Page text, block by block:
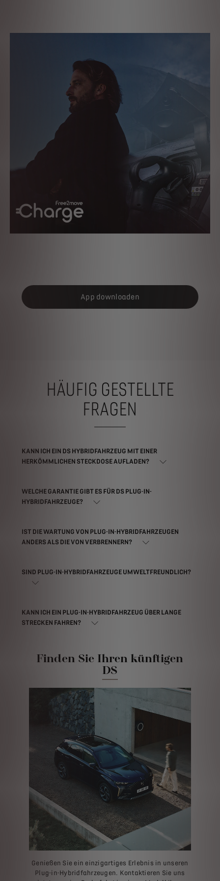
App downloaden
HÄUFIG GESTELLTE
FRAGEN
KANN ICH EIN DS HYBRIDFAHRZEUG MIT EINER
HERKÖMMLICHEN STECKDOSE AUFLADEN?
WELCHE GARANTIE GIBT ES FÜR DS PLUG-IN-
HYBRIDFAHRZEUGE?
IST DIE WARTUNG VON PLUG-IN-HYBRIDFAHRZEUGEN
ANDERS ALS DIE VON VERBRENNERN?
SIND PLUG-IN-HYBRIDFAHRZEUGE UMWELTFREUNDLICH?
KANN ICH EIN PLUG-IN-HYBRIDFAHRZEUG ÜBER LANGE
STRECKEN FAHREN?
Finden Sie Ihren künftigen
DS
Genießen Sie ein einzigartiges Erlebnis in unseren
Plug-in-Hybridfahrzeugen. Kontaktieren Sie uns